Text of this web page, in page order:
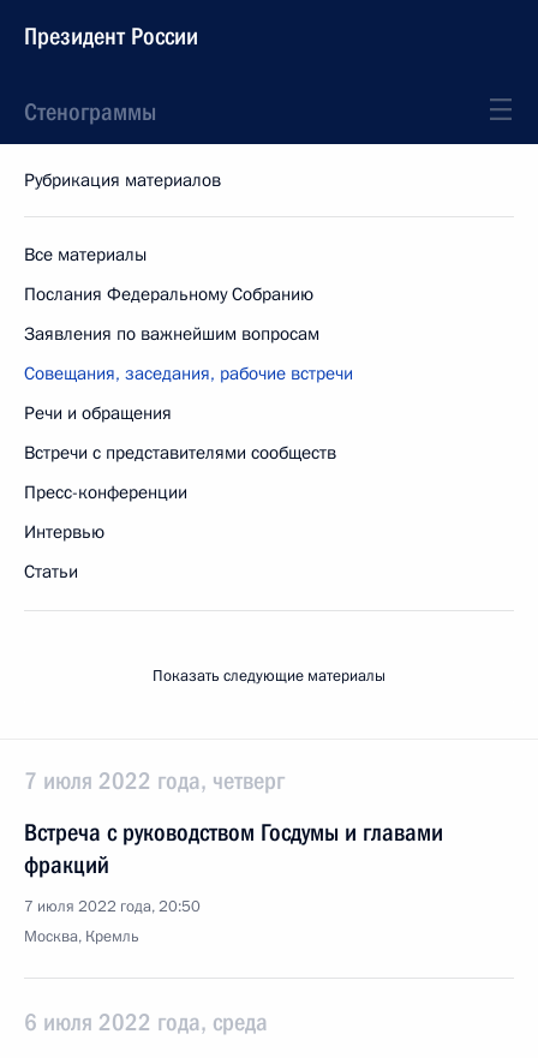
Президент России
Стенограммы
Рубрикация материалов
Все материалы
Послания Федеральному Собранию
Заявления по важнейшим вопросам
Совещания, заседания, рабочие встречи
Речи и обращения
Встречи с представителями сообществ
Пресс-конференции
Интервью
Статьи
Показать следующие материалы
7 июля 2022 года, четверг
Встреча с руководством Госдумы и главами
фракций
7 июля 2022 года, 20:50
Москва, Кремль
6 июля 2022 года, среда